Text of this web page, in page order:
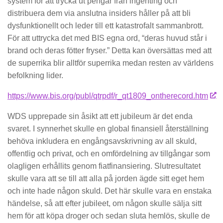
distribuera dem via anslutna insiders håller på att bli
dysfunktionellt och leder till ett katastrofalt sammanbrott.
För att uttrycka det med BIS egna ord, “deras huvud står i
brand och deras fötter fryser.” Detta kan översättas med att
de superrika blir alltför superrika medan resten av världens
befolkning lider.
https://www.bis.org/publ/qtrpdf/r_qt1809_ontherecord.htm
WDS upprepade sin åsikt att ett jubileum är det enda
svaret. I synnerhet skulle en global finansiell återställning
behöva inkludera en engångsavskrivning av all skuld,
offentlig och privat, och en omfördelning av tillgångar som
olagligen erhållits genom fiatfinansiering. Slutresultatet
skulle vara att se till att alla på jorden ägde sitt eget hem
och inte hade någon skuld. Det här skulle vara en enstaka
händelse, så att efter jubileet, om någon skulle sälja sitt
hem för att köpa droger och sedan sluta hemlös, skulle de